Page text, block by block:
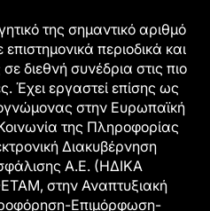
της σημαντικό αριθμό
περιοδικά και
διεθνή συνέδρια στις πιο
Έχει εργαστεί επίσης ως
στην Ευρωπαϊκή
της Πληροφορίας
Διακυβέρνηση
Α.Ε. (ΗΔΙΚΑ
ΕΤΑΜ, στην Αναπτυξιακή
Επιμόρφωση-